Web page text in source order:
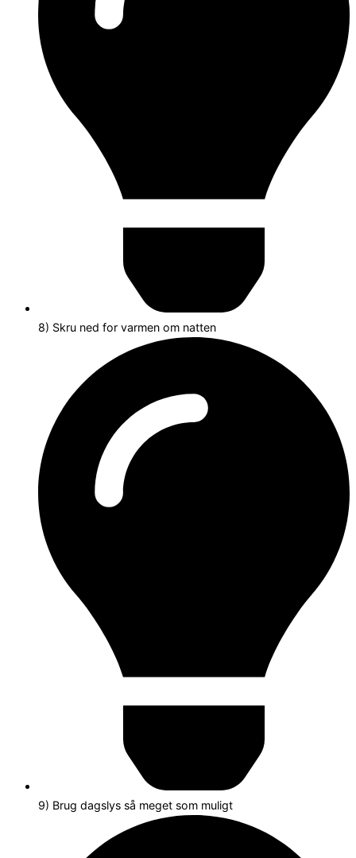
8) Skru ned for varmen om natten
9) Brug dagslys så meget som muligt